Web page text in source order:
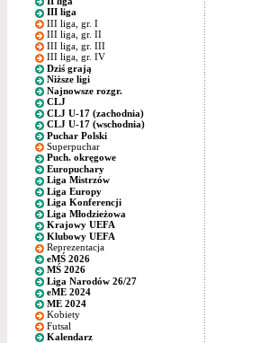
III liga
III liga, gr. I
III liga, gr. II
III liga, gr. III
III liga, gr. IV
Dziś grają
Niższe ligi
Najnowsze rozgr.
CLJ
CLJ U-17 (zachodnia)
CLJ U-17 (wschodnia)
Puchar Polski
Superpuchar
Puch. okręgowe
Europuchary
Liga Mistrzów
Liga Europy
Liga Konferencji
Liga Młodzieżowa
Krajowy UEFA
Klubowy UEFA
Reprezentacja
eMŚ 2026
MŚ 2026
Liga Narodów 26/27
eME 2024
ME 2024
Kobiety
Futsal
Kalendarz